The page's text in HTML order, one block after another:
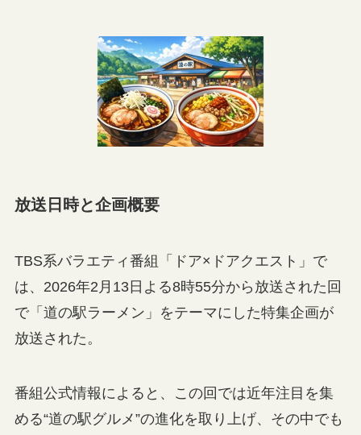
放送日時と企画概要
TBS系バラエティ番組「ドア×ドアクエスト」で
は、2026年2月13日よる8時55分から放送された回
で「道の駅ラーメン」をテーマにした特集企画が
放送された。
番組公式情報によると、この回では近年注目を集
める“道の駅グルメ”の進化を取り上げ、その中でも